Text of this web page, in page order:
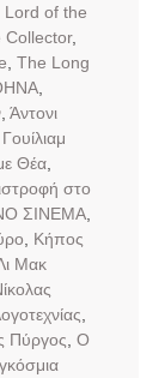
Lord of the
Collector,
The Long
,
, Άντονι
Γουίλιαμ
Θέα,
στο
ΣΙΝΕΜΑ,
Κήπος
Μακ
Πύργος Ο